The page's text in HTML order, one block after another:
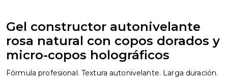
Gel constructor autonivelante
rosa natural con copos dorados y
micro-copos holográficos
Fórmula profesional. Textura autonivelante. Larga duración.